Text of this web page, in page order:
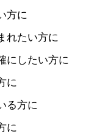
方に
れたい方に
にしたい方に
に
る方に
に